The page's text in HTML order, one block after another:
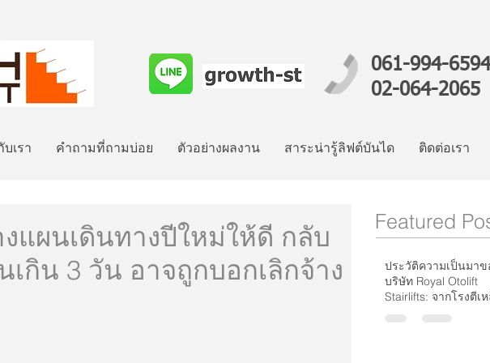
061-994-6594
02-064-2065
บเรา คำถามที่ถามบ่อย ตัวอย่างผลงาน สาระน่ารู้ลิฟต์บันได ติดต่อเรา
งแผนเดินทางปีใหม่ให้ดี กลับ
กิน 3 วัน อาจถูกบอกเลิกจ้าง
Featured
ประวัติความเป็นมาข
บริษัท Royal Otolift
Stairlifts: จากโรงตีเ